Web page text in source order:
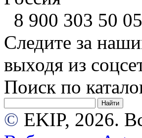
8 900 303 50 05
Следите за
выходя из
Поиск по
© EKIP, 2026.